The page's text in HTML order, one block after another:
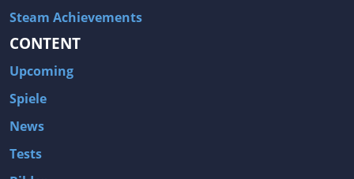
Steam Achievements
CONTENT
Upcoming
Spiele
News
Tests